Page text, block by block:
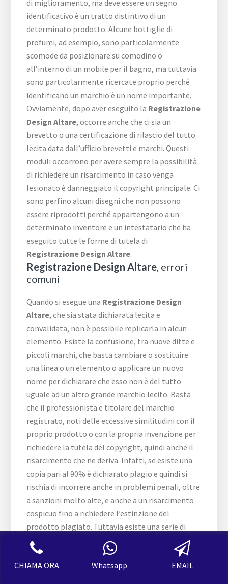
di miglioramento, ma deve essere un segno
identificativo è un tratto distintivo di un
determinato prodotto. Alcune bottiglie di
profumi, ad esempio, sono particolarmente
scomode da posizionare su comodino o
all’interno di un mobile per il bagno, ma tuttavia
sono particolarmente ricercate proprio perché
identificano un marchio è un nome importante.
Ovviamente, dopo aver eseguito la Registrazione
Design Altare, occorre anche che ci sia un
brevetto o una certificazione di rilascio del tutto
lecita data dall’ufficio brevetti e marchi. Questi
moduli occorrono per avere sempre la possibilità
di richiedere un risarcimento in caso venga
lesionato è danneggiato il copyright principale. Ci
sono perfino alcuni disegni che non possono
essere riprodotti perché appartengono a un
determinato inventore e un intestatario che ha
eseguito tutte le forme di tutela di
Registrazione Design Altare.
Registrazione Design Altare, errori
comuni
Quando si esegue una Registrazione Design
Altare, che sia stata dichiarata lecita e
convalidata, non è possibile replicarla in alcun
elemento. Esiste la confusione, tra nuove ditte e
piccoli marchi, che basta cambiare o sostituire
una linea o un elemento o applicare un nuovo
nome per dichiarare che esso non è del tutto
uguale ad un altro grande marchio lecito. Basta
che il professionista e titolare del marchio
registrato, noti delle eccessive similitudini con il
proprio prodotto o con la propria invenzione per
richiedere la tutela del copyright, quindi anche il
risarcimento che ne deriva. Infatti, se esiste una
copia pari al 90% è dichiarato plagio e quindi si
rischia di incorrere anche in problemi penali, oltre
a sanzioni molto alte, e anche a un risarcimento
cospicuo fino a richiedere l’estinzione del
prodotto plagiato. Tuttavia esiste una serie di
problematiche che riguardano proprio il plagio e
le imitazioni, ma che è possibile cercare di riuscire
a vincere la causa per risarcimento solo dopo
determinati iter burocratici, diverse convalide da
CHIAMA ORA Whatsapp EMAIL